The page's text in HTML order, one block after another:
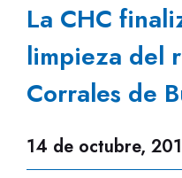
La CHC
limpieza del
Corrales de
14 de octubre,